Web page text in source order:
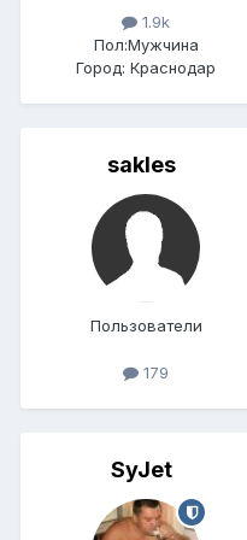
1.9k
Пол:Мужчина
Город: Краснодар
sakles
Пользователи
179
SyJet